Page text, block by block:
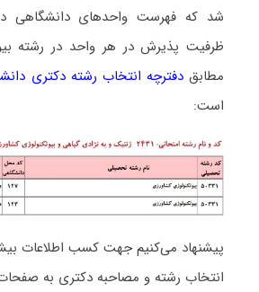
شد که فهرست واحدهای دانشگاهی
ظرفیت پذیرش در هر واحد در رشته
مطابقدفترچه انتخاب رشته دکتری
است:
پیشنهاد می‌کنیم جهت کسب اطلاعات
انتخاب رشته و مصاحبه دکتری به